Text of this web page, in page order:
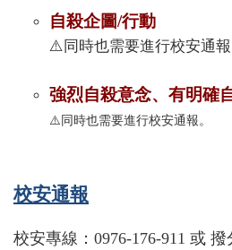
自殺企圖/行動
⚠️同時也需要進行校安通報
強烈自殺意念、有明確
⚠️同時也需要進行校安通報。
校安通報
校安專線：0976-176-911 或